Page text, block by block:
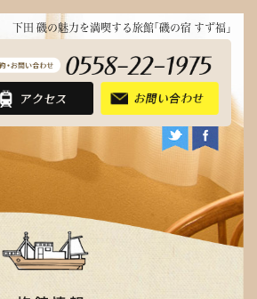
下田 磯の魅力を満喫する旅館｢磯の宿 すず福｣